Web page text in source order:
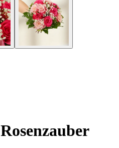
Rosenzauber